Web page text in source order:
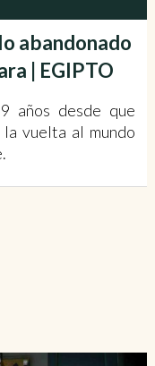
abandonado
| EGIPTO
años desde que
vuelta al mundo